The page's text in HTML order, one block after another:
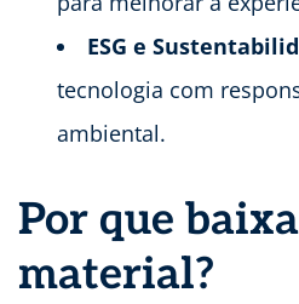
ESG e
tecnologia com
ambiental.
Por que
material?